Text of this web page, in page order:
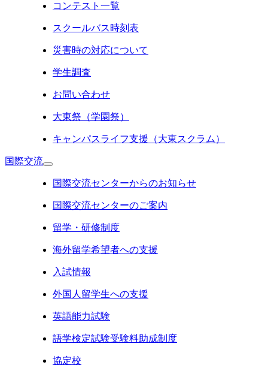
コンテスト一覧
スクールバス時刻表
災害時の対応について
学生調査
お問い合わせ
大東祭（学園祭）
キャンパスライフ支援（大東スクラム）
国際交流
国際交流センターからのお知らせ
国際交流センターのご案内
留学・研修制度
海外留学希望者への支援
入試情報
外国人留学生への支援
英語能力試験
語学検定試験受験料助成制度
協定校